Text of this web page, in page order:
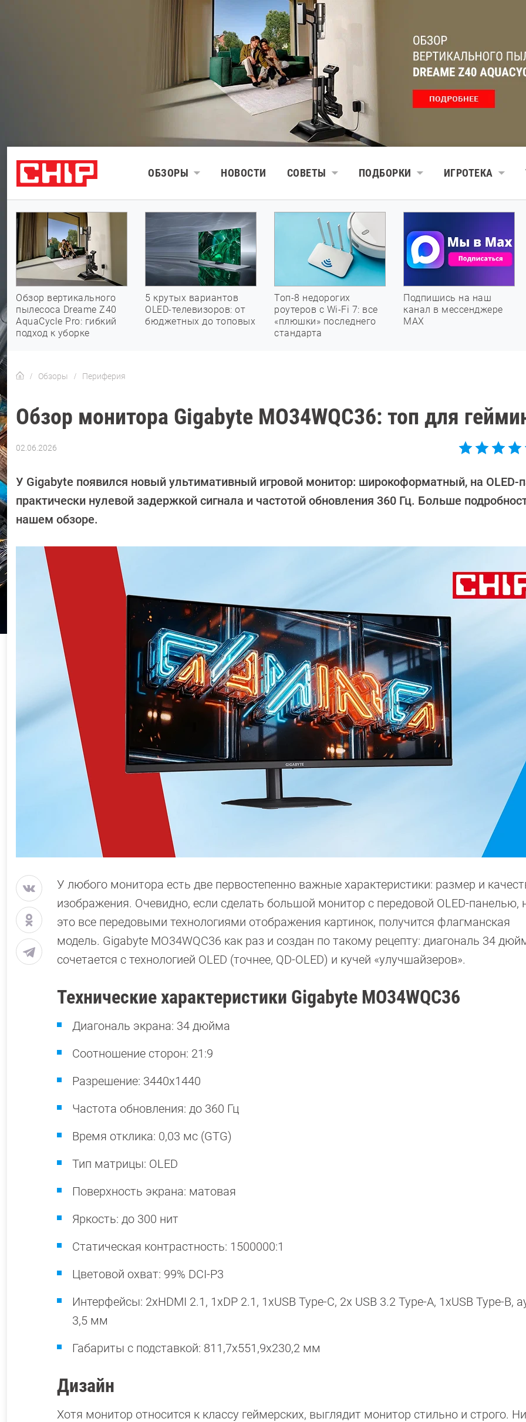
ОБЗОРЫ НОВОСТИ СОВЕТЫ ПОДБОРКИ ИГРОТЕКА
Обзор вертикального
пылесоса Dreame Z40
AquaCycle Pro: гибкий
подход к уборке
5 крутых вариантов
OLED-телевизоров: от
бюджетных до топовых
Топ-8 недорогих
роутеров с Wi-Fi 7: все
«плюшки» последнего
стандарта
Подпишись на наш
канал в мессенджере
МАХ
Обзоры Периферия
Обзор монитора Gigabyte MO34WQC36: топ для
02.06.2026
У Gigabyte появился новый ультимативный игровой монитор: широкоформатный, на OLED-
практически нулевой задержкой сигнала и частотой обновления 360 Гц. Больше
нашем обзоре.
У любого монитора есть две первостепенно важные характеристики: размер и
изображения. Очевидно, если сделать большой монитор с передовой OLED-панелью,
это все передовыми технологиями отображения картинок, получится флагманская
модель. Gigabyte MO34WQC36 как раз и создан по такому рецепту: диагональ 34
сочетается с технологией OLED (точнее, QD-OLED) и кучей «улучшайзеров».
Технические характеристики Gigabyte MO34WQC36
Диагональ экрана: 34 дюйма
Соотношение сторон: 21:9
Разрешение: 3440x1440
Частота обновления: до 360 Гц
Время отклика: 0,03 мс (GTG)
Тип матрицы: OLED
Поверхность экрана: матовая
Яркость: до 300 нит
Статическая контрастность: 1500000:1
Цветовой охват: 99% DCI-P3
Интерфейсы: 2хHDMI 2.1, 1хDP 2.1, 1хUSB Type-C, 2х USB 3.2 Type-А, 1хUSB Type-B,
3,5 мм
Габариты с подставкой: 811,7x551,9x230,2 мм
Дизайн
Хотя монитор относится к классу геймерских, выглядит монитор стильно и строго.